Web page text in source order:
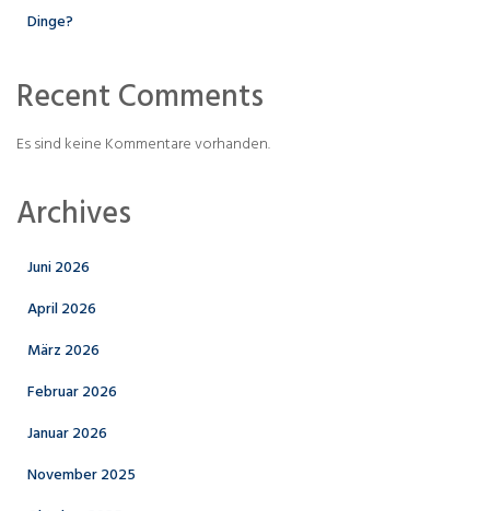
Dinge?
Recent Comments
Es sind keine Kommentare vorhanden.
Archives
Juni 2026
April 2026
März 2026
Februar 2026
Januar 2026
November 2025